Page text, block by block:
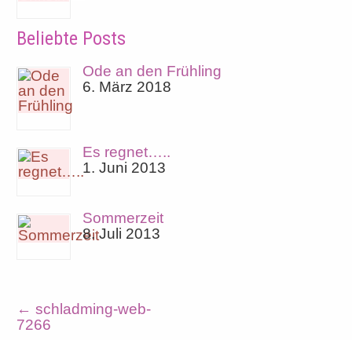
Beliebte Posts
Ode an den Frühling
6. März 2018
Es regnet…..
1. Juni 2013
Sommerzeit
8. Juli 2013
← schladming-web-
7266